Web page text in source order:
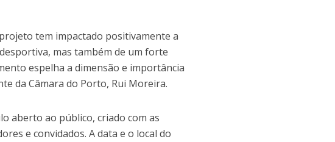
tem impactado positivamente a
mas também de um forte
espelha a dimensão e importância
da Câmara do Porto, Rui Moreira.
aberto ao público, criado com as
e convidados. A data e o local do